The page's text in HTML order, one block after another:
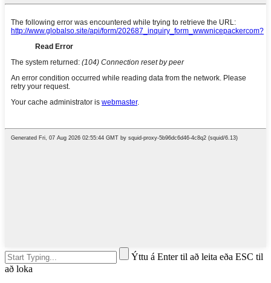
Ýttu á Enter til að leita eða ESC til
að loka